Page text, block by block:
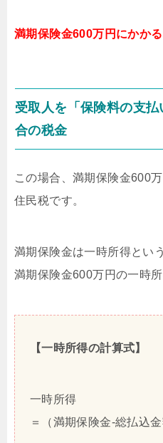
満期保険金600万円にかか
受取人を「保険料の支
合の税金
この場合、満期保険金600
住民税です。
満期保険金は一時所得とい
満期保険金600万円の一時所
【一時所得の計算式】
一時所得
＝（満期保険金-総払込